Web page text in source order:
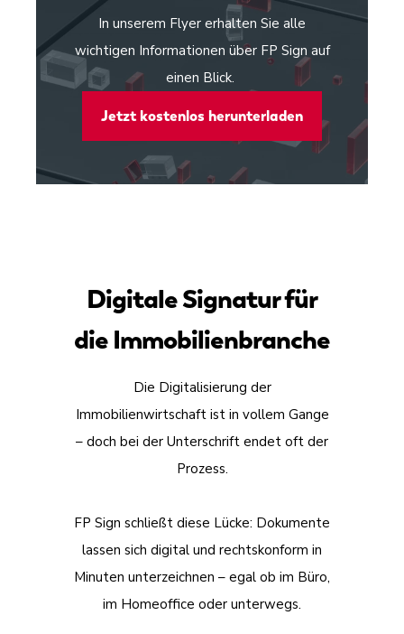
In unserem Flyer erhalten Sie alle
wichtigen Informationen über FP Sign auf
einen Blick.
Jetzt kostenlos herunterladen
Digitale Signatur für
die Immobilienbranche
Die Digitalisierung der
Immobilienwirtschaft ist in vollem Gange
– doch bei der Unterschrift endet oft der
Prozess.
FP Sign schließt diese Lücke: Dokumente
lassen sich digital und rechtskonform in
Minuten unterzeichnen – egal ob im Büro,
im Homeoffice oder unterwegs.